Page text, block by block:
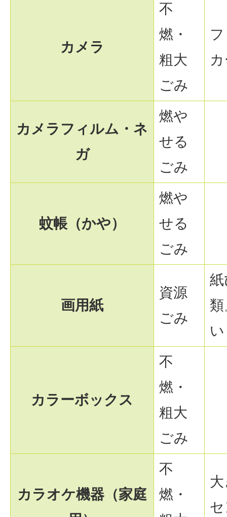
カメラ
不
燃・
粗大
ごみ
カメラフィルム・ネ
ガ
燃や
せる
ごみ
蚊帳（かや）
燃や
せる
ごみ
画用紙
資源
ごみ
い
カラーボックス
不
燃・
粗大
ごみ
カラオケ機器（家庭
不
燃・